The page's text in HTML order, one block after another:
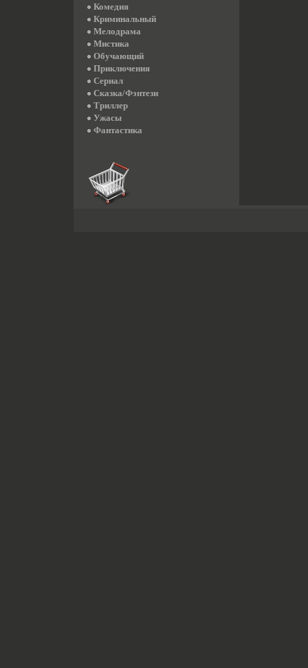
Комедия
Криминальный
Мелодрама
Мистика
Обучающий
Приключения
Сериал
Сказка/Фэнтези
Триллер
Ужасы
Фантастика